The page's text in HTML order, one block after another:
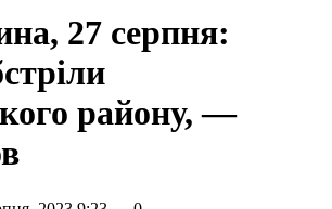
27 серпня:
району, —